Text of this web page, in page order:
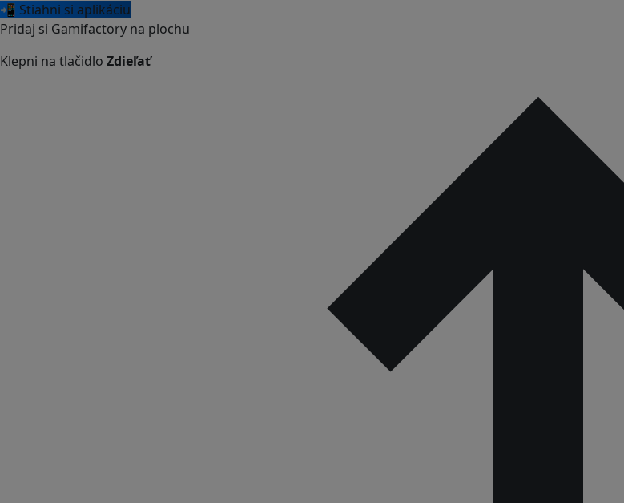
📲 Stiahni si aplikáciu
Pridaj si Gamifactory na plochu
Klepni na tlačidlo Zdieľať